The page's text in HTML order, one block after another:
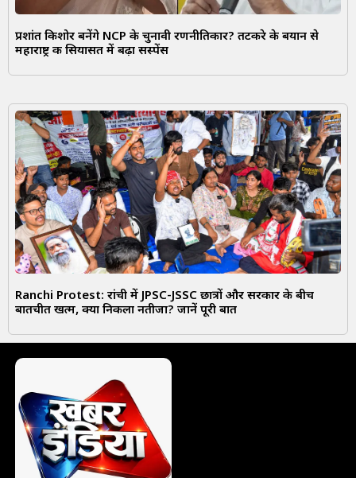
प्रशांत किशोर बनेंगे NCP के चुनावी रणनीतिकार? तटकरे के बयान से
महाराष्ट्र की सियासत में बढ़ा सस्पेंस
Ranchi Protest: रांची में JPSC-JSSC छात्रों और सरकार के बीच
बातचीत खत्म, क्या निकला नतीजा? जानें पूरी बात